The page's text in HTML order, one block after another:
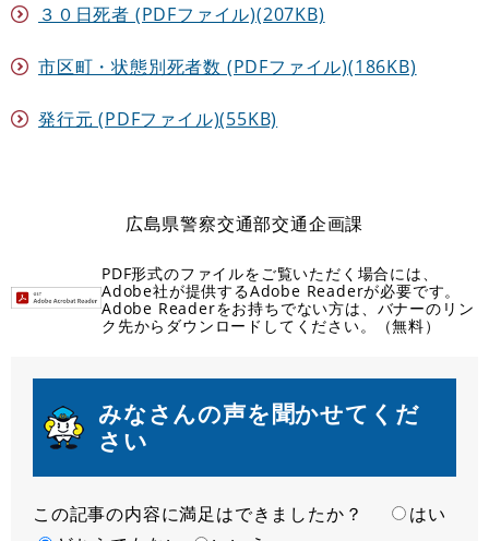
３０日死者 (PDFファイル)(207KB)
市区町・状態別死者数 (PDFファイル)(186KB)
発行元 (PDFファイル)(55KB)
広島県警察交通部交通企画課
PDF形式のファイルをご覧いただく場合には、
Adobe社が提供するAdobe Readerが必要です。
Adobe Readerをお持ちでない方は、バナーのリン
ク先からダウンロードしてください。（無料）
みなさんの声を聞かせてくだ
さい
満
この記事の内容に満足はできましたか？
はい